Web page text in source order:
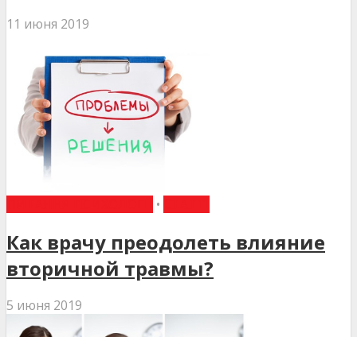
11 июня 2019
•
Как врачу преодолеть влияние
вторичной травмы?
5 июня 2019